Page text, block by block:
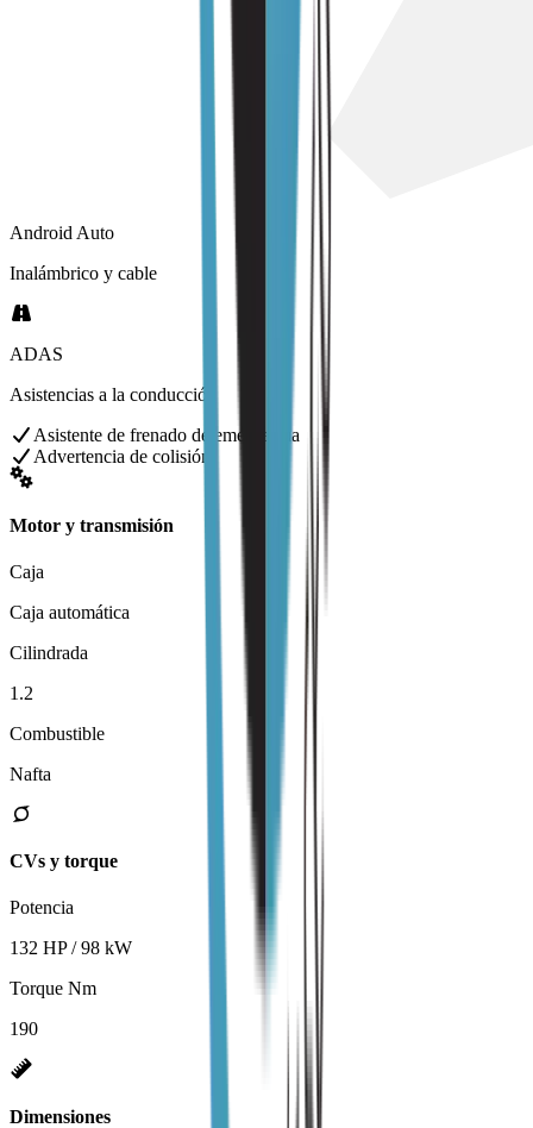
Android Auto
Inalámbrico y cable
ADAS
Asistencias a la conducción
Asistente de frenado de emergencia
Advertencia de colisión
Motor y transmisión
Caja
Caja automática
Cilindrada
1.2
Combustible
Nafta
CVs y torque
Potencia
132 HP / 98 kW
Torque Nm
190
Dimensiones